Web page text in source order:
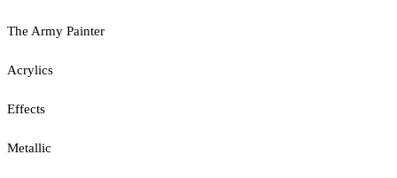
The Army Painter
Acrylics
Effects
Metallic